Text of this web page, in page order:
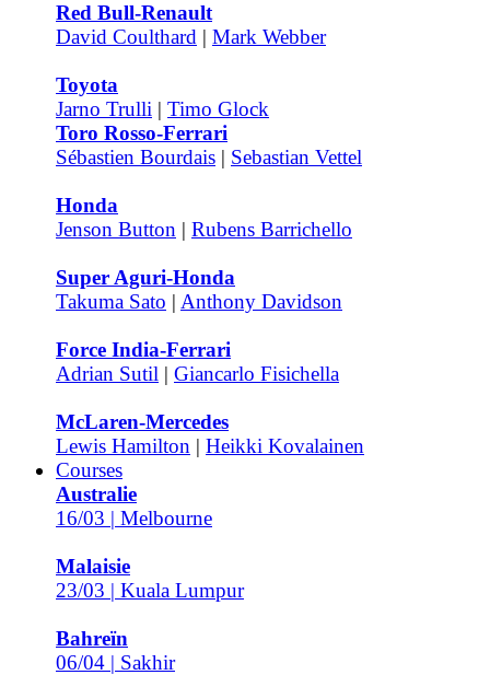
Red Bull-Renault
David Coulthard | Mark Webber
Toyota
Jarno Trulli | Timo Glock
Toro Rosso-Ferrari
Sébastien Bourdais | Sebastian Vettel
Honda
Jenson Button | Rubens Barrichello
Super Aguri-Honda
Takuma Sato | Anthony Davidson
Force India-Ferrari
Adrian Sutil | Giancarlo Fisichella
McLaren-Mercedes
Lewis Hamilton | Heikki Kovalainen
Courses
Australie
16/03 | Melbourne
Malaisie
23/03 | Kuala Lumpur
Bahreïn
06/04 | Sakhir